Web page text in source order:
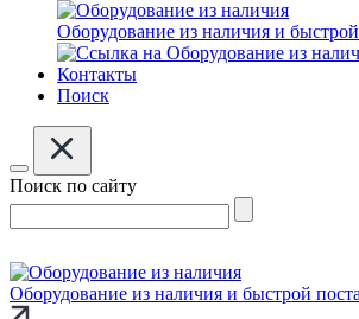
Оборудование из наличия и
Контакты
Поиск
Поиск по сайту
Оборудование из наличия и быстрой